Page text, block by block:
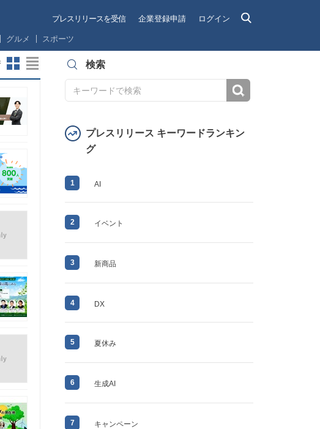
プレスリリースを受信 企業登録申請 ログイン
グルメ スポーツ
検索
プレスリリース キーワードランキン
グ
1 AI
2 イベント
3 新商品
4 DX
5 夏休み
6 生成AI
7 キャンペーン